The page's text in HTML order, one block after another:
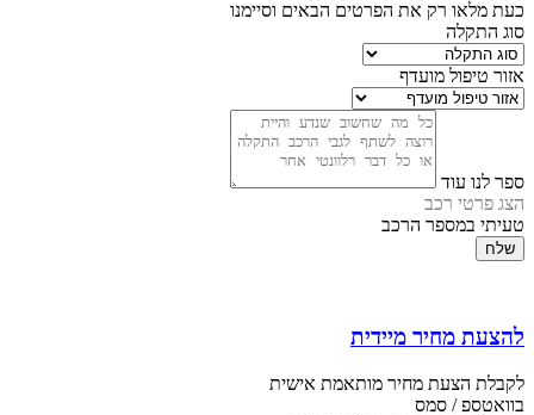
כעת מלאו רק את הפרטים הבאים וסיימנו
סוג התקלה
אזור טיפול מועדף
ספר לנו עוד
הצג פרטי רכב
טעיתי במספר הרכב
שלח
להצעת מחיר מיידית
לקבלת הצעת מחיר מותאמת אישית
בוואטספ / סמס